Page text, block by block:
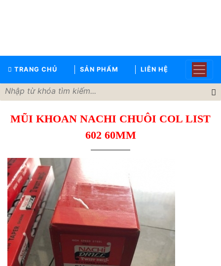
TRANG CHỦ SẢN PHẨM LIÊN HỆ
GIỚI
SẢN
PHẨM
THƯƠNG
TỨC
LIÊN
HỆ
MŨI KHOAN NACHI CHUÔI COL LIST
602 60MM